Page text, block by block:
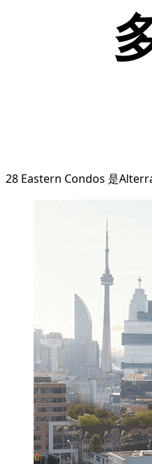
28 Eastern Condos 是